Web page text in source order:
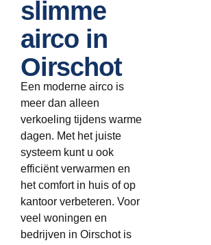
slimme
airco in
Oirschot
Een moderne airco is
meer dan alleen
verkoeling tijdens warme
dagen. Met het juiste
systeem kunt u ook
efficiënt verwarmen en
het comfort in huis of op
kantoor verbeteren. Voor
veel woningen en
bedrijven in Oirschot is